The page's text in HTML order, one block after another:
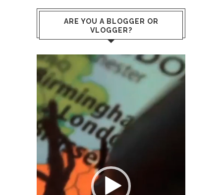
ARE YOU A BLOGGER OR
VLOGGER?
Reproductor
de
vídeo